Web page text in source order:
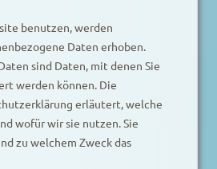
benutzen, werden
Daten erhoben.
sind Daten, mit denen Sie
werden können. Die
erläutert, welche
wofür wir sie nutzen. Sie
zu welchem Zweck das